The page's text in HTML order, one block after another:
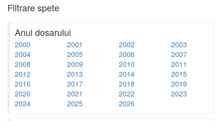
Filtrare spete
Anul dosarului
2000 2001 2002
2003
2004
2005 2006
2007
2008
2009 2010
2011
2012
2013 2014
2015
2016
2017 2018
2019
2020
2021 2022
2023
2024
2025 2026